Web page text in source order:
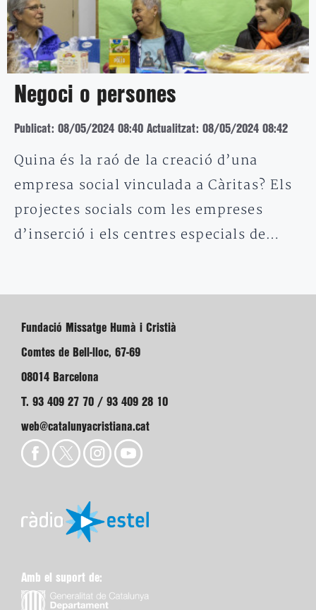
Negoci o persones
Publicat: 08/05/2024 08:40 Actualitzat: 08/05/2024 08:42
Quina és la raó de la creació d’una
empresa social vinculada a Càritas? Els
projectes socials com les empreses
d’inserció i els centres especials de…
Fundació Missatge Humà i Cristià
Comtes de Bell-lloc, 67-69
08014 Barcelona
T. 93 409 27 70 / 93 409 28 10
web@catalunyacristiana.cat
Amb el suport de: